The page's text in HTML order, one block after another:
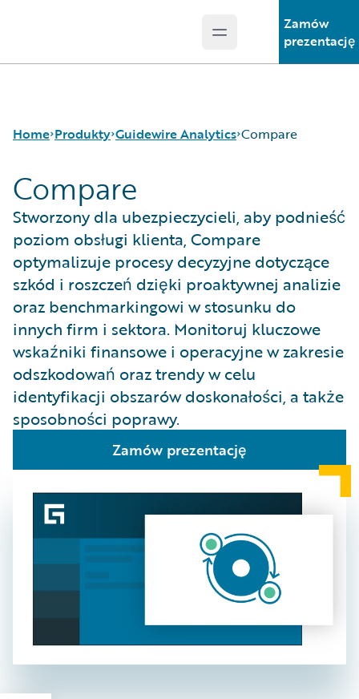
Open main menu
Zamów
prezentację
Home Produkty
Podstawowe produkty
Guidewire Analytics
Guidewire Technology
Guidewire Solutions
Services
Guidewire Analytics
Canvas
Compare
Industry Intel
Cyence
Explore
HazardHub
Predict
Data Studio
Compare
Compare
Stworzony dla ubezpieczycieli, aby podnieść
poziom obsługi klienta, Compare
optymalizuje procesy decyzyjne dotyczące
szkód i roszczeń dzięki proaktywnej analizie
oraz benchmarkingowi w stosunku do
innych firm i sektora. Monitoruj kluczowe
wskaźniki finansowe i operacyjne w zakresie
odszkodowań oraz trendy w celu
identyfikacji obszarów doskonałości, a także
sposobności poprawy.
Zamów prezentację